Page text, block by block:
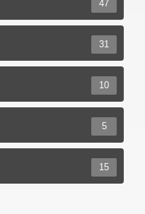
47
31
10
5
15